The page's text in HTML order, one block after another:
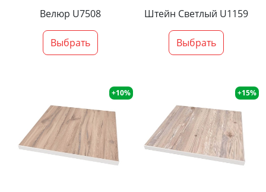
Велюр U7508
Выбрать
Штейн Светлый U1159
Выбрать
+10% +15%